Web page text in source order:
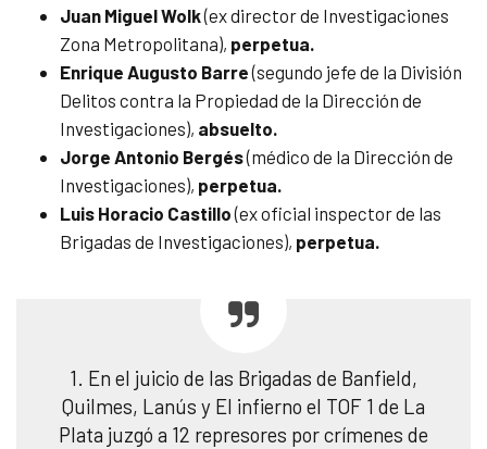
Juan Miguel Wolk(ex director de Investigaciones
Zona Metropolitana), perpetua.
Enrique Augusto Barre(segundo jefe de la División
Delitos contra la Propiedad de la Dirección de
Investigaciones), absuelto.
Jorge Antonio Bergés(médico de la Dirección de
Investigaciones), perpetua.
Luis Horacio Castillo(ex oficial inspector de las
Brigadas de Investigaciones), perpetua.
1. En el juicio de las Brigadas de Banfield,
Quilmes, Lanús y El infierno el TOF 1 de La
Plata juzgó a 12 represores por crímenes de